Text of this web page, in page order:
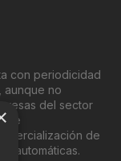
con periodicidad
aunque no
del sector
de
automáticas.